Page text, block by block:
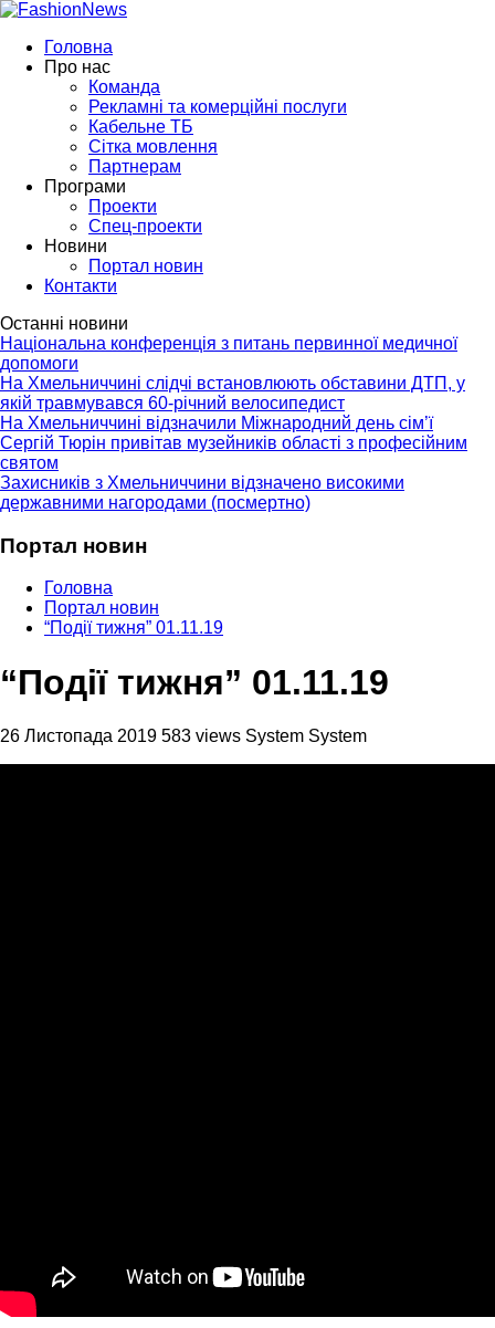
Головна
Про нас
Команда
Рекламні та комерційні послуги
Кабельне ТБ
Сітка мовлення
Партнерам
Програми
Проекти
Спец-проекти
Новини
Портал новин
Контакти
Останні новини
Національна конференція з питань первинної медичної
допомоги
На Хмельниччині слідчі встановлюють обставини ДТП, у
якій травмувався 60-річний велосипедист
На Хмельниччині відзначили Міжнародний день сім’ї
Сергій Тюрін привітав музейників області з професійним
святом
Захисників з Хмельниччини відзначено високими
державними нагородами (посмертно)
Портал новин
Головна
Портал новин
“Події тижня” 01.11.19
“Події тижня” 01.11.19
26 Листопада 2019 583 views System System